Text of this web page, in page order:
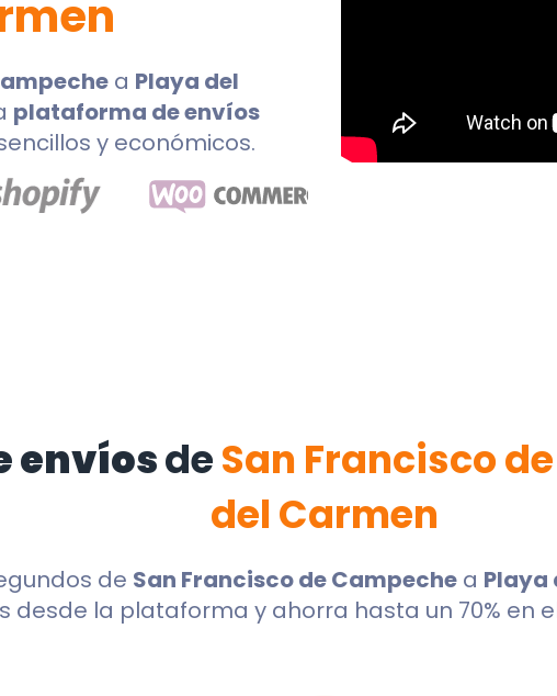
a Playa del
plataforma de envíos
y económicos.
envíosdeSan Francisco
del Carmen
de San Francisco de Campechea Playa
desde la plataforma y ahorra hasta un 70% en